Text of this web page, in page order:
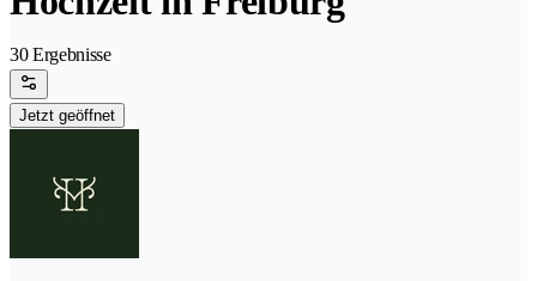
30 Ergebnisse
Jetzt geöffnet